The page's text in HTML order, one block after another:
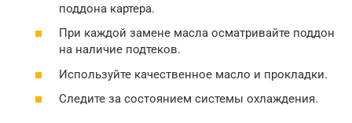
поддона картера.
При каждой замене масла осматривайте поддон
на наличие подтеков.
Используйте качественное масло и прокладки.
Следите за состоянием системы охлаждения.